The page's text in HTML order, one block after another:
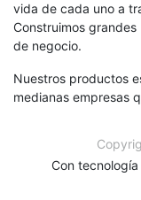
vida de cada uno a
Construimos
de negocio.
Nuestros productos
medianas empresas
Con